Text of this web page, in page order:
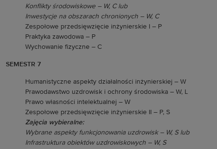
Konflikty środowiskowe – W, C lub
Inwestycje na obszarach chronionych – W, C
Zespołowe przedsięwzięcie inżynierskie I – P
Praktyka zawodowa – P
Wychowanie fizyczne – C
SEMESTR 7
Humanistyczne aspekty działalności inżynierskiej – W
Prawodawstwo uzdrowisk i ochrony środowiska – W, L
Prawo własności intelektualnej – W
Zespołowe przedsięwzięcie inżynierskie II – P, S
Zajęcia wybieralne:
Wybrane aspekty funkcjonowania uzdrowisk – W, S lub
Infrastruktura obiektów uzdrowiskowych – W, S